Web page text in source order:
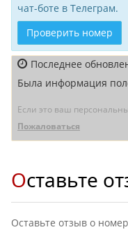
чат-боте в Телеграм.
Проверить номер
Последнее
Была информация
Если это ваш
Пожаловаться
Оставьте
Оставьте отзыв о